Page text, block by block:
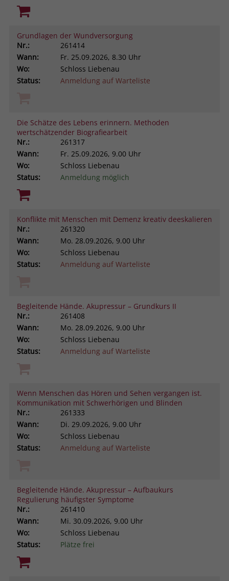
Grundlagen der Wundversorgung
Nr.:
261414
Wann:
Fr. 25.09.2026, 8.30 Uhr
Wo:
Schloss Liebenau
Status:
Anmeldung auf Warteliste
Die Schätze des Lebens erinnern. Methoden
wertschätzender Biografiearbeit
Nr.:
261317
Wann:
Fr. 25.09.2026, 9.00 Uhr
Wo:
Schloss Liebenau
Status:
Anmeldung möglich
Konflikte mit Menschen mit Demenz kreativ deeskalieren
Nr.:
261320
Wann:
Mo. 28.09.2026, 9.00 Uhr
Wo:
Schloss Liebenau
Status:
Anmeldung auf Warteliste
Begleitende Hände. Akupressur – Grundkurs II
Nr.:
261408
Wann:
Mo. 28.09.2026, 9.00 Uhr
Wo:
Schloss Liebenau
Status:
Anmeldung auf Warteliste
Wenn Menschen das Hören und Sehen vergangen ist.
Kommunikation mit Schwerhörigen und Blinden
Nr.:
261333
Wann:
Di. 29.09.2026, 9.00 Uhr
Wo:
Schloss Liebenau
Status:
Anmeldung auf Warteliste
Begleitende Hände. Akupressur – Aufbaukurs
Regulierung häufigster Symptome
Nr.:
261410
Wann:
Mi. 30.09.2026, 9.00 Uhr
Wo:
Schloss Liebenau
Status:
Plätze frei